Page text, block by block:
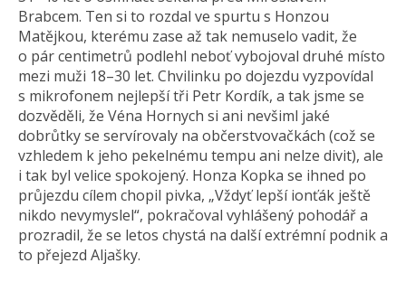
Brabcem. Ten si to rozdal ve spurtu s Honzou
Matějkou, kterému zase až tak nemuselo vadit, že
o pár centimetrů podlehl neboť vybojoval druhé místo
mezi muži 18–30 let. Chvilinku po dojezdu vyzpovídal
s mikrofonem nejlepší tři Petr Kordík, a tak jsme se
dozvěděli, že Véna Hornych si ani nevšiml jaké
dobrůtky se servírovaly na občerstvovačkách (což se
vzhledem k jeho pekelnému tempu ani nelze divit), ale
i tak byl velice spokojený. Honza Kopka se ihned po
průjezdu cílem chopil pivka, „Vždyť lepší ionťák ještě
nikdo nevymyslel“, pokračoval vyhlášený pohodář a
prozradil, že se letos chystá na další extrémní podnik a
to přejezd Aljašky.